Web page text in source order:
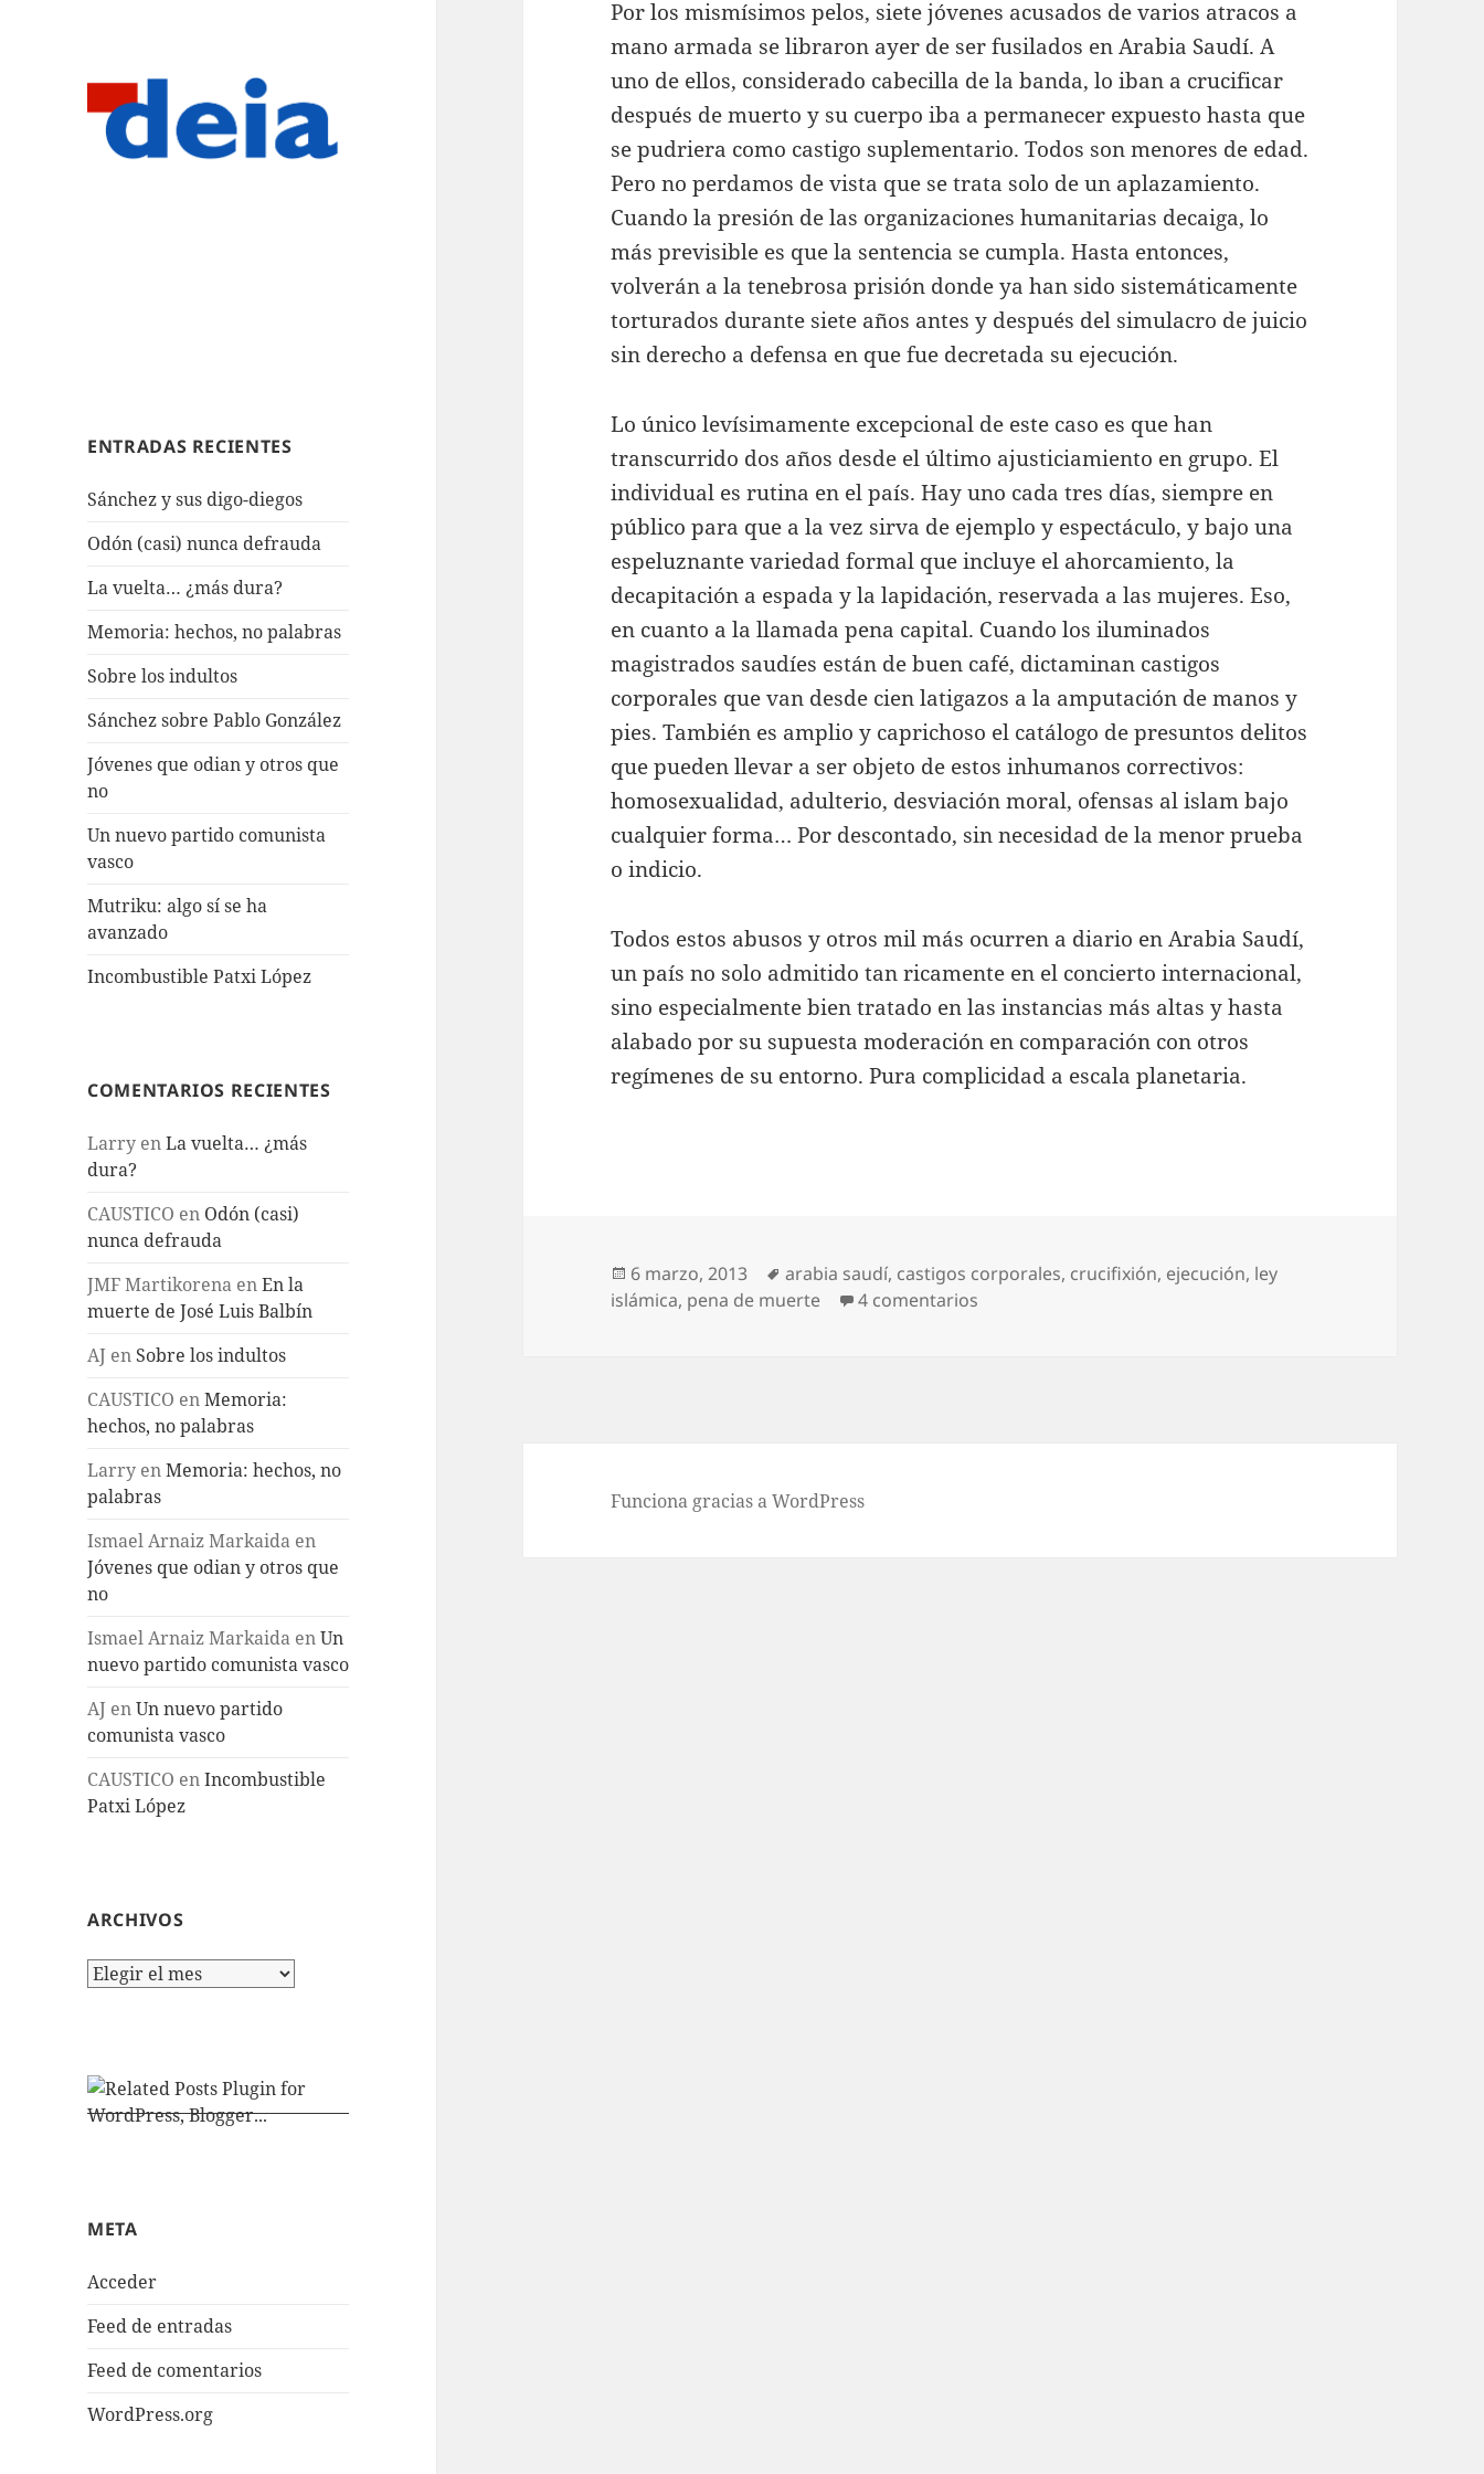
ENTRADAS RECIENTES
Sánchez y sus digo-diegos
Odón (casi) nunca defrauda
La vuelta… ¿más dura?
Memoria: hechos, no palabras
Sobre los indultos
Sánchez sobre Pablo González
Jóvenes que odian y otros que
no
Un nuevo partido comunista
vasco
Mutriku: algo sí se ha
avanzado
Incombustible Patxi López
COMENTARIOS RECIENTES
Larry enLa vuelta… ¿más
dura?
CAUSTICO en Odón (casi)
nunca defrauda
JMF Martikorena enEn la
muerte de José Luis Balbín
AJ en Sobre los indultos
CAUSTICO enMemoria:
hechos, no palabras
Larry enMemoria: hechos, no
palabras
Ismael Arnaiz Markaida en
Jóvenes que odian y otros que
no
Ismael Arnaiz Markaida enUn
nuevo partido comunista vasco
AJ enUn nuevo partido
comunista vasco
CAUSTICO enIncombustible
Patxi López
ARCHIVOS
Archivos
META
Acceder
Feed de entradas
Feed de comentarios
WordPress.org
Por los mismísimos pelos, siete jóvenes acusados de varios atracos a
mano armada se libraron ayer de ser fusilados en Arabia Saudí. A
uno de ellos, considerado cabecilla de la banda, lo iban a crucificar
después de muerto y su cuerpo iba a permanecer expuesto hasta que
se pudriera como castigo suplementario. Todos son menores de edad.
Pero no perdamos de vista que se trata solo de un aplazamiento.
Cuando la presión de las organizaciones humanitarias decaiga, lo
más previsible es que la sentencia se cumpla. Hasta entonces,
volverán a la tenebrosa prisión donde ya han sido sistemáticamente
torturados durante siete años antes y después del simulacro de juicio
sin derecho a defensa en que fue decretada su ejecución.
Lo único levísimamente excepcional de este caso es que han
transcurrido dos años desde el último ajusticiamiento en grupo. El
individual es rutina en el país. Hay uno cada tres días, siempre en
público para que a la vez sirva de ejemplo y espectáculo, y bajo una
espeluznante variedad formal que incluye el ahorcamiento, la
decapitación a espada y la lapidación, reservada a las mujeres. Eso,
en cuanto a la llamada pena capital. Cuando los iluminados
magistrados saudíes están de buen café, dictaminan castigos
corporales que van desde cien latigazos a la amputación de manos y
pies. También es amplio y caprichoso el catálogo de presuntos delitos
que pueden llevar a ser objeto de estos inhumanos correctivos:
homosexualidad, adulterio, desviación moral, ofensas al islam bajo
cualquier forma… Por descontado, sin necesidad de la menor prueba
o indicio.
Todos estos abusos y otros mil más ocurren a diario en Arabia Saudí,
un país no solo admitido tan ricamente en el concierto internacional,
sino especialmente bien tratado en las instancias más altas y hasta
alabado por su supuesta moderación en comparación con otros
regímenes de su entorno. Pura complicidad a escala planetaria.
Publicado
el
6 marzo, 2013 Etiquetas
arabia saudí, castigos corporales, crucifixión, ejecución, ley
islámica, pena de muerte 4 comentarios
Funciona gracias a WordPress